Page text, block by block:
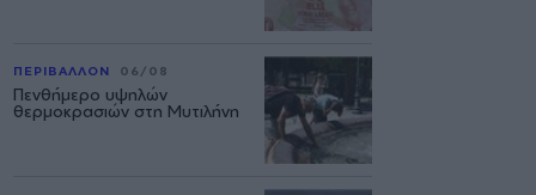
ΠΕΡΙΒΑΛΛΟΝ 06/08
Πενθήμερο υψηλών
θερμοκρασιών στη Μυτιλήνη